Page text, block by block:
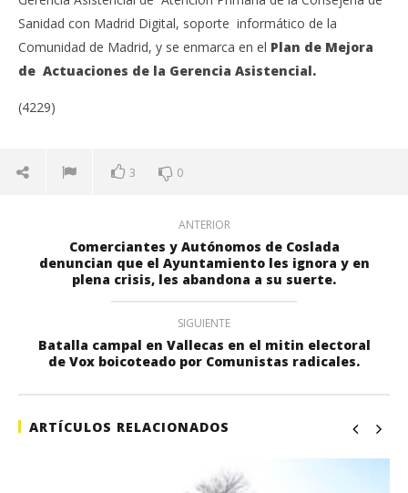
Sanidad con Madrid Digital, soporte informático de la
Comunidad de Madrid, y se enmarca en el Plan de Mejora
de Actuaciones de la Gerencia Asistencial.
(4229)
3 0
ANTERIOR
Comerciantes y Autónomos de Coslada
denuncian que el Ayuntamiento les ignora y en
plena crisis, les abandona a su suerte.
SIGUIENTE
Batalla campal en Vallecas en el mitin electoral
de Vox boicoteado por Comunistas radicales.
ARTÍCULOS RELACIONADOS